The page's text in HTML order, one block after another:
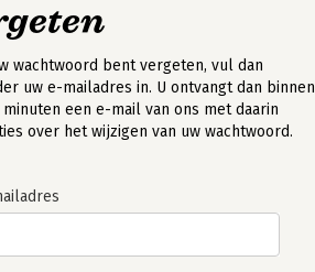
wachtwoord bent vergeten, vul dan
uw e-mailadres in. U ontvangt dan binnen
een e-mail van ons met daarin
over het wijzigen van uw wachtwoord.